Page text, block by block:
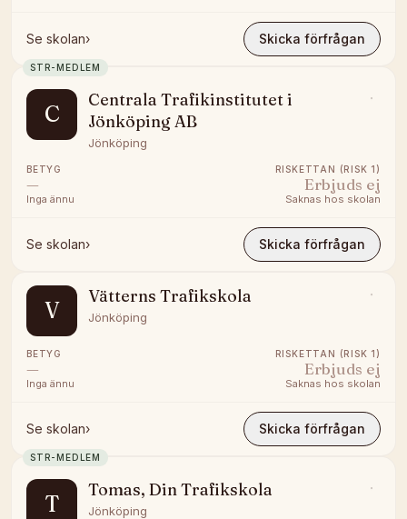
Se skolan› Skicka förfrågan
STR-MEDLEM
C
Centrala Trafikinstitutet i
Jönköping AB
Jönköping
BETYG
—
Inga ännu
RISKETTAN (RISK 1)
Erbjuds ej
Saknas hos skolan
Se skolan› Skicka förfrågan
V
Vätterns Trafikskola
Jönköping
BETYG
—
Inga ännu
RISKETTAN (RISK 1)
Erbjuds ej
Saknas hos skolan
Se skolan› Skicka förfrågan
STR-MEDLEM
T
Tomas, Din Trafikskola
Jönköping